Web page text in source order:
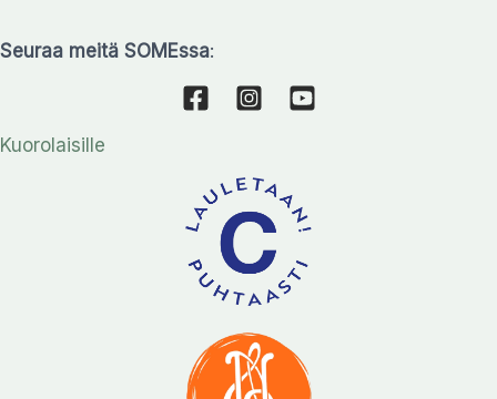
Seuraa meitä SOMEssa:
Kuorolaisille